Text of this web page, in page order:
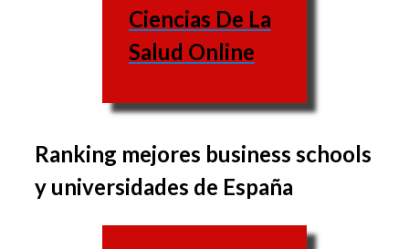
Ciencias De La
Salud Online
El grupo de asignaturas
puede variar de una
business school a la
Ranking mejores business schools
y universidades de España